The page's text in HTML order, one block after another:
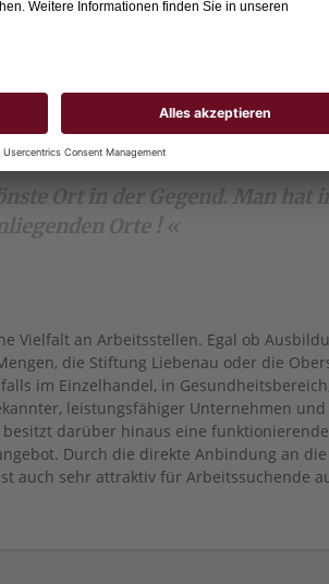
Schmieder ist seit über 40 Jahren der
Direktvermittlung von kaufmännischen
Ort in der Gegend. Man hat
Orte ! «
Vielfalt an Arbeitsstellen. Egal ob
die Stiftung Liebenau oder die
im Einzelhandel, in
leistungsfähiger Unternehmen
darüber hinaus eine
Durch die direkte Anbindung an
auch sehr attraktiv für Arbeitssuchende